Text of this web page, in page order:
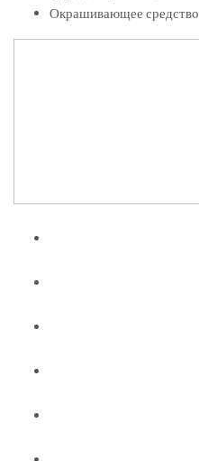
Окрашивающее средство